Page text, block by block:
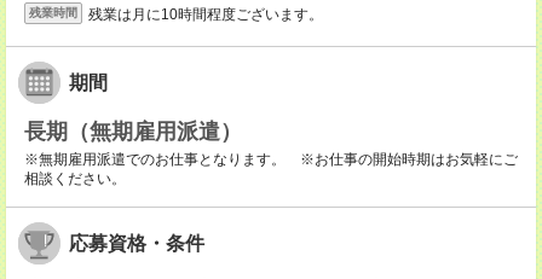
残業時間 残業は月に10時間程度ございます。
期間
長期（無期雇用派遣）
※無期雇用派遣でのお仕事となります。 ※お仕事の開始時期はお気軽にご
相談ください。
応募資格・条件